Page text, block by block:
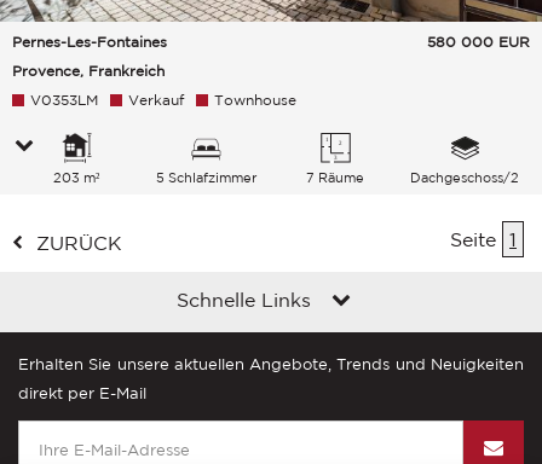
Pernes-Les-Fontaines
Provence, Frankreich
580 000 EUR
V0353LM Verkauf Townhouse
203 m² 5 Schlafzimmer 7 Räume Dachgeschoss/2
ZURÜCK Seite 1
Schnelle Links
Erhalten Sie unsere aktuellen Angebote, Trends und Neuigkeiten
direkt per E-Mail